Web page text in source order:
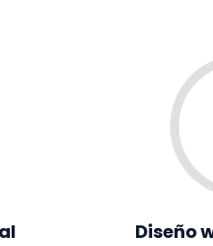
Diseño